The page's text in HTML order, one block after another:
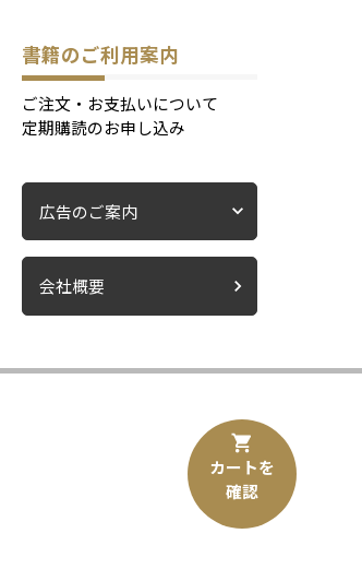
書籍のご利用案内
ご注文・お支払いについて
定期購読のお申し込み
広告のご案内
会社概要
カートを
確認